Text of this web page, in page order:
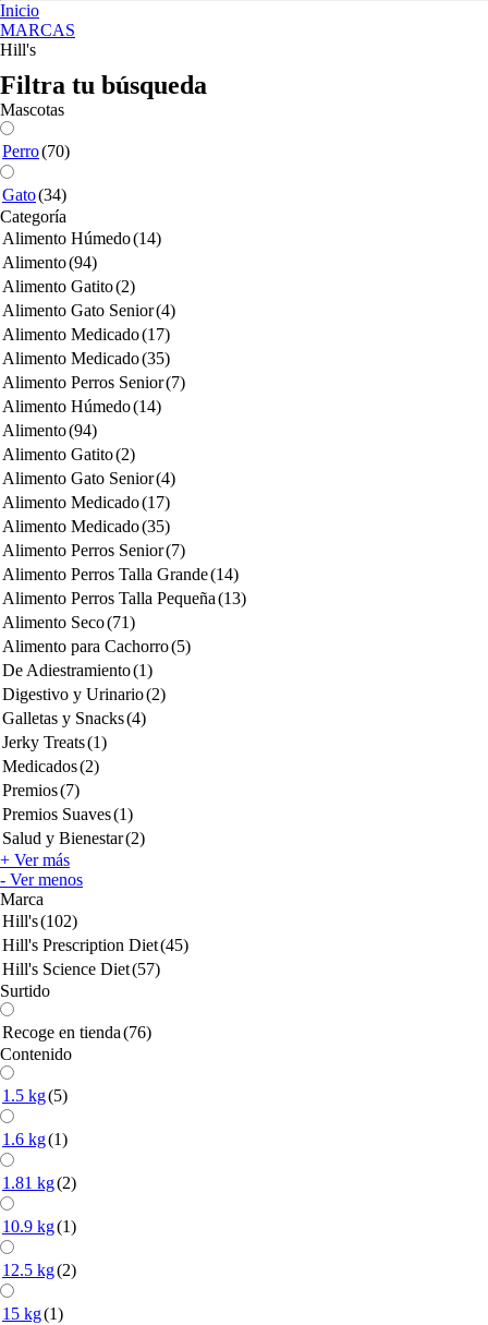
Inicio
MARCAS
Hill's
Filtra tu búsqueda
Mascotas
Perro(70)
Gato(34)
Categoría
Alimento Húmedo(14)
Alimento(94)
Alimento Gatito(2)
Alimento Gato Senior(4)
Alimento Medicado(17)
Alimento Medicado(35)
Alimento Perros Senior(7)
Alimento Húmedo(14)
Alimento(94)
Alimento Gatito(2)
Alimento Gato Senior(4)
Alimento Medicado(17)
Alimento Medicado(35)
Alimento Perros Senior(7)
Alimento Perros Talla Grande(14)
Alimento Perros Talla Pequeña(13)
Alimento Seco(71)
Alimento para Cachorro(5)
De Adiestramiento(1)
Digestivo y Urinario(2)
Galletas y Snacks(4)
Jerky Treats(1)
Medicados(2)
Premios(7)
Premios Suaves(1)
Salud y Bienestar(2)
+ Ver más
- Ver menos
Marca
Hill's(102)
Hill's Prescription Diet(45)
Hill's Science Diet(57)
Surtido
Recoge en tienda(76)
Contenido
1.5 kg(5)
1.6 kg(1)
1.81 kg(2)
10.9 kg(1)
12.5 kg(2)
15 kg(1)